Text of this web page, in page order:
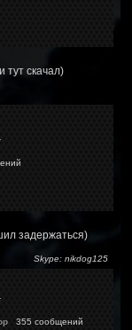
тут скачал)
задержаться)
Skype: nikdog125
355 сообщений